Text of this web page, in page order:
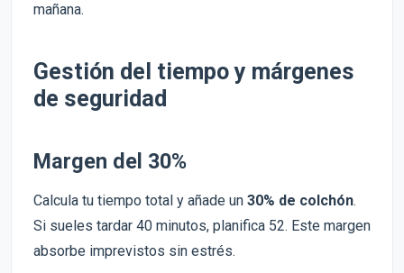
mañana.
Gestión del tiempo y márgenes
de seguridad
Margen del 30%
Calcula tu tiempo total y añade un 30% de colchón.
Si sueles tardar 40 minutos, planifica 52. Este margen
absorbe imprevistos sin estrés.